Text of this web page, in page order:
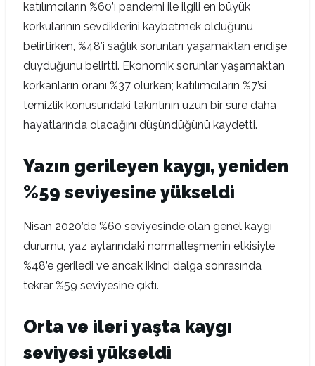
katılımcıların %60’ı pandemi ile ilgili en büyük
korkularının sevdiklerini kaybetmek olduğunu
belirtirken, %48’i sağlık sorunları yaşamaktan endişe
duyduğunu belirtti. Ekonomik sorunlar yaşamaktan
korkanların oranı %37 olurken; katılımcıların %7’si
temizlik konusundaki takıntının uzun bir süre daha
hayatlarında olacağını düşündüğünü kaydetti.
Yazın gerileyen kaygı, yeniden
%59 seviyesine yükseldi
Nisan 2020’de %60 seviyesinde olan genel kaygı
durumu, yaz aylarındaki normalleşmenin etkisiyle
%48’e geriledi ve ancak ikinci dalga sonrasında
tekrar %59 seviyesine çıktı.
Orta ve ileri yaşta kaygı
seviyesi yükseldi